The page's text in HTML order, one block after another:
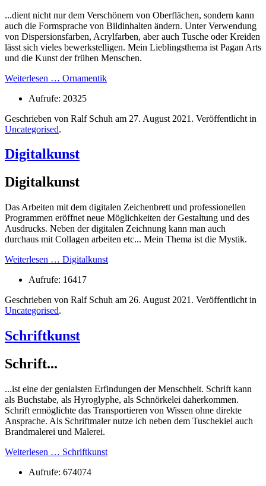
...dient nicht nur dem Verschönern von Oberflächen, sondern kann
auch die Formsprache von Bildinhalten ändern. Unter Verwendung
von Dispersionsfarben, Acrylfarben, aber auch Tusche oder Kreiden
lässt sich vieles bewerkstelligen. Mein Lieblingsthema ist Pagan Arts
und die Kunst der frühen Menschen.
Weiterlesen … Ornamentik
Aufrufe: 20325
Geschrieben von Ralf Schuh am 27. August 2021 . Veröffentlicht in
Uncategorised.
Digitalkunst
Digitalkunst
Das Arbeiten mit dem digitalen Zeichenbrett und professionellen
Programmen eröffnet neue Möglichkeiten der Gestaltung und des
Ausdrucks. Neben der digitalen Zeichnung kann man auch
durchaus mit Collagen arbeiten etc... Mein Thema ist die Mystik.
Weiterlesen … Digitalkunst
Aufrufe: 16417
Geschrieben von Ralf Schuh am 26. August 2021 . Veröffentlicht in
Uncategorised.
Schriftkunst
Schrift...
...ist eine der genialsten Erfindungen der Menschheit. Schrift kann
als Buchstabe, als Hyroglyphe, als Schnörkelei daherkommen.
Schrift ermöglichte das Transportieren von Wissen ohne direkte
Ansprache. Als Schriftmaler nutze ich neben dem Tuschekiel auch
Brandmalerei und Malerei.
Weiterlesen … Schriftkunst
Aufrufe: 674074